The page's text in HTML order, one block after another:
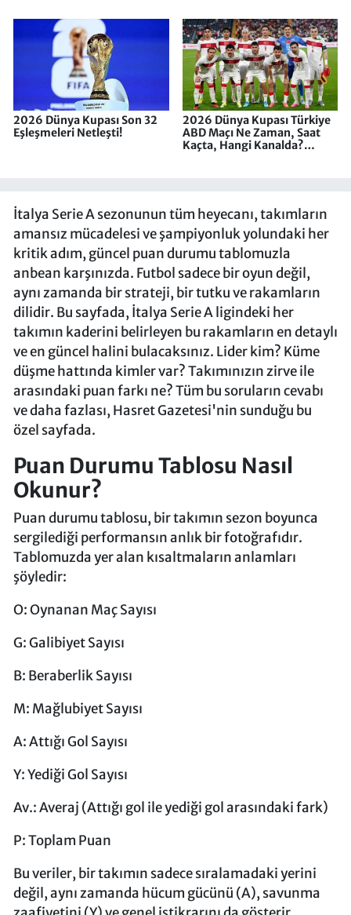
2026 Dünya Kupası Son 32
Eşleşmeleri Netleşti!
2026 Dünya Kupası Türkiye
ABD Maçı Ne Zaman, Saat
Kaçta, Hangi Kanalda?
İtalya Serie A sezonunun tüm heyecanı, takımların
amansız mücadelesi ve şampiyonluk yolundaki her
kritik adım, güncel puan durumu tablomuzla
anbean karşınızda. Futbol sadece bir oyun değil,
aynı zamanda bir strateji, bir tutku ve rakamların
dilidir. Bu sayfada, İtalya Serie A ligindeki her
takımın kaderini belirleyen bu rakamların en detaylı
ve en güncel halini bulacaksınız. Lider kim? Küme
düşme hattında kimler var? Takımınızın zirve ile
arasındaki puan farkı ne? Tüm bu soruların cevabı
ve daha fazlası, Hasret Gazetesi'nin sunduğu bu
özel sayfada.
Puan Durumu Tablosu Nasıl
Okunur?
Puan durumu tablosu, bir takımın sezon boyunca
sergilediği performansın anlık bir fotoğrafıdır.
Tablomuzda yer alan kısaltmaların anlamları
şöyledir:
O: Oynanan Maç Sayısı
G: Galibiyet Sayısı
B: Beraberlik Sayısı
M: Mağlubiyet Sayısı
A: Attığı Gol Sayısı
Y: Yediği Gol Sayısı
Av.: Averaj (Attığı gol ile yediği gol arasındaki fark)
P: Toplam Puan
Bu veriler, bir takımın sadece sıralamadaki yerini
değil, aynı zamanda hücum gücünü (A), savunma